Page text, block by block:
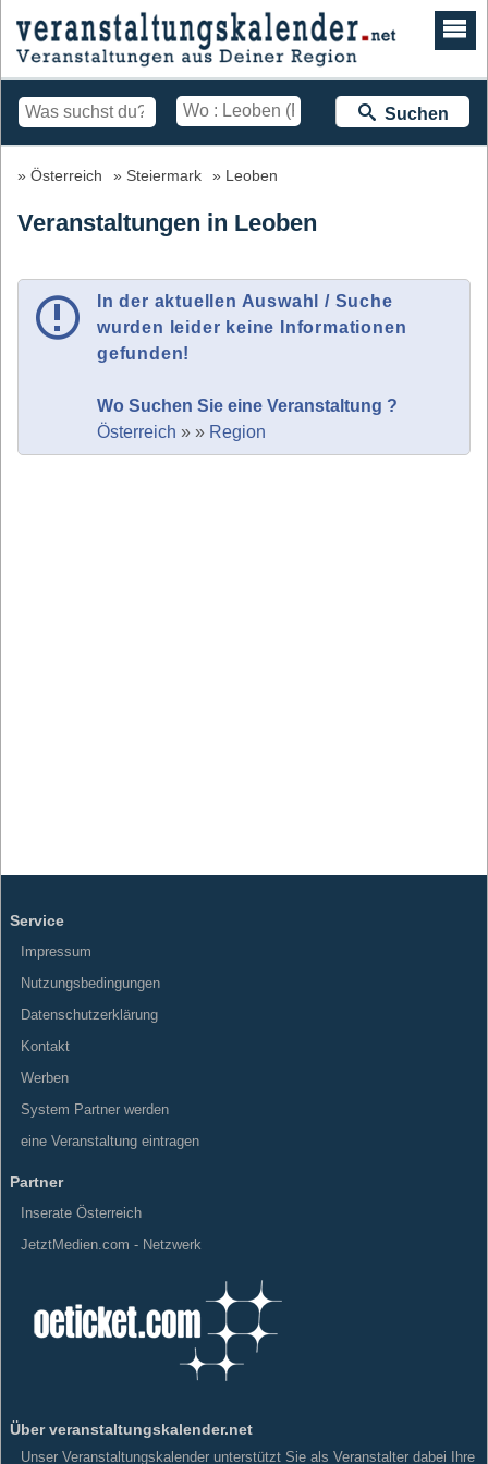
Suchen
Österreich Steiermark Leoben
Veranstaltungen in Leoben
In der aktuellen Auswahl / Suche
wurden leider keine Informationen
gefunden!
Wo Suchen Sie eine Veranstaltung ?
Österreich » » Region
Service
Impressum
Nutzungsbedingungen
Datenschutzerklärung
Kontakt
Werben
System Partner werden
eine Veranstaltung eintragen
Partner
Inserate Österreich
JetztMedien.com - Netzwerk
Über veranstaltungskalender.net
Unser Veranstaltungskalender unterstützt Sie als Veranstalter dabei Ihre